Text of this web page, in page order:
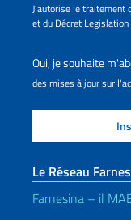
J’autorise le traitement
et du Décret
Oui, je souhaite
des mises à jour sur
Le Réseau
Farnesina – il